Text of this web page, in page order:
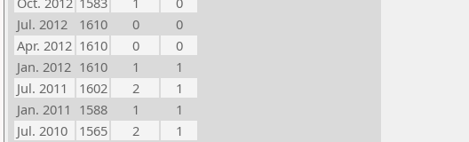
Jul. 2012
1610 0
0
Apr. 2012 1610 0
0
Jan. 2012 1610 1
1
Jul. 2011
1602 2
1
Jan. 2011 1588 1
1
Jul. 2010
1565 2
1